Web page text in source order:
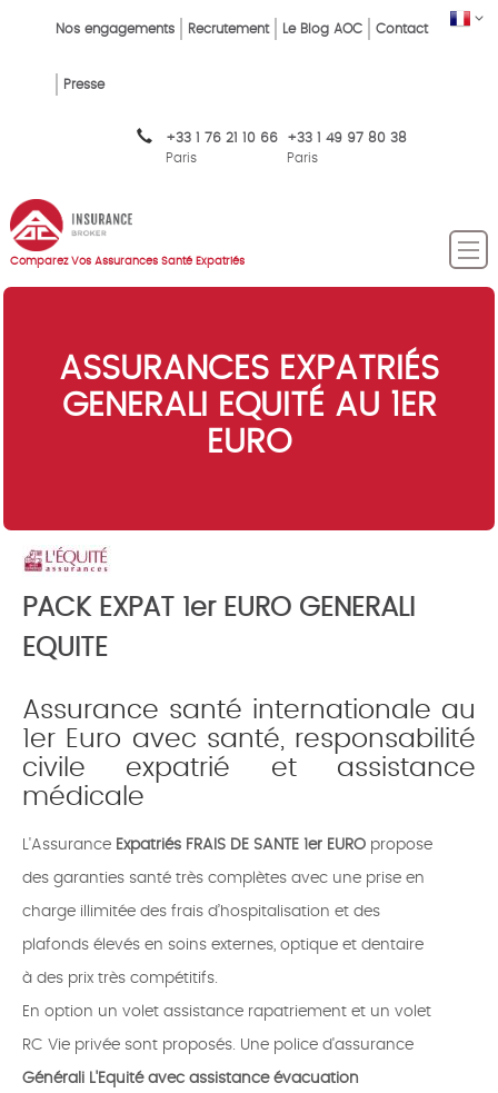
content
FR
Top
Menu
FR
Nos engagements Recrutement Le Blog AOC Contact
Presse
+33 1 76 21 10 66
Paris
+33 1 49 97 80 38
Paris
Comparez Vos Assurances Santé Expatriés
ASSURANCES EXPATRIÉS
GENERALI EQUITÉ AU 1ER
EURO
PACK EXPAT 1er EURO GENERALI
EQUITE
Assurance santé internationale au
1er Euro avec santé, responsabilité
civile expatrié et assistance
médicale
L'Assurance Expatriés FRAIS DE SANTE 1er EURO propose
des garanties santé très complètes avec une prise en
charge illimitée des frais d’hospitalisation et des
plafonds élevés en soins externes, optique et dentaire
à des prix très compétitifs.
En option un volet assistance rapatriement et un volet
RC Vie privée sont proposés. Une police d'assurance
Générali L'Equité avec assistance évacuation